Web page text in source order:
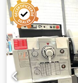
geleidingen 630
430 mm -Afstand
Draaiddiameter
Spindelboring 103
longitudinale/
in de
(traploze